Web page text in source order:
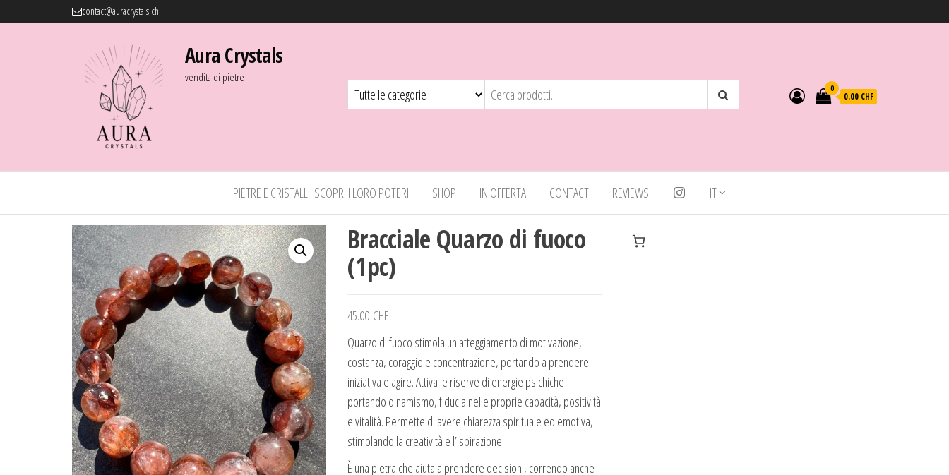
contact@auracrystals.ch
Aura Crystals
vendita di pietre
0
0.00 CHF
PIETRE E CRISTALLI: SCOPRI I LORO POTERI SHOP IN OFFERTA CONTACT REVIEWS IT
Bracciale Quarzo di fuoco
(1pc)
45.00 CHF
Quarzo di fuoco stimola un atteggiamento di motivazione,
costanza, coraggio e concentrazione, portando a prendere
iniziativa e agire. Attiva le riserve di energie psichiche
portando dinamismo, fiducia nelle proprie capacità, positività
e vitalità. Permette di avere chiarezza spirituale ed emotiva,
stimolando la creatività e l’ispirazione.
È una pietra che aiuta a prendere decisioni, correndo anche